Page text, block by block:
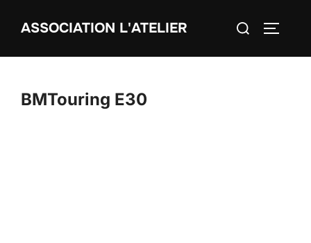
ASSOCIATION L'ATELIER Rechercher :
BMTouring E30